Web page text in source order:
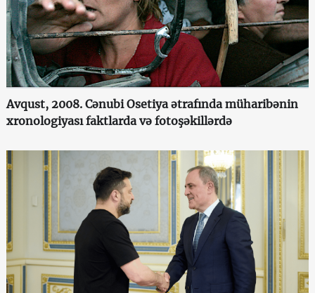
Avqust, 2008. Cənubi Osetiya ətrafında müharibənin
xronologiyası faktlarda və fotoşəkillərdə